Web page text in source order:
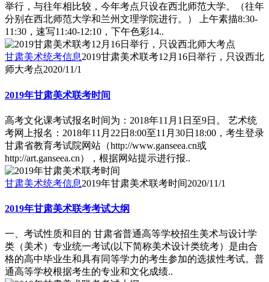
举行，与往年相比较，今年考点只设在西北师范大学。（往年
分别在西北师范大学和兰州文理学院进行。） 上午素描8:30-
11:30，速写11:40-12:10，下午色彩14..
甘肃美术统考信息2019甘肃美术联考12月16日举行，只设西北
师大考点2020/11/1
2019年甘肃美术联考时间
高考文化课考试报名时间为：2018年11月1日至9日。 艺术统
考网上报名：2018年11月22日8:00至11月30日18:00，考生登录
甘肃省教育考试院网站（http://www.ganseea.cn或
http://art.ganseea.cn），根据网站提示进行报..
甘肃美术统考信息2019年甘肃美术联考时间2020/11/1
2019年甘肃美术联考考试大纲
一、考试性质和目的 甘肃省普通高等学校招生美术与设计学
类（美术）专业统一考试(以下简称美术设计类统考）是由合
格的高中毕业生和具有同等学力的考生参加的选拔性考试。普
通高等学校根据考生的专业和文化成绩..